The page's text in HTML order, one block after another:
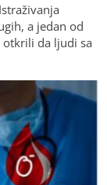
a jedan od
otkrili da ljudi sa